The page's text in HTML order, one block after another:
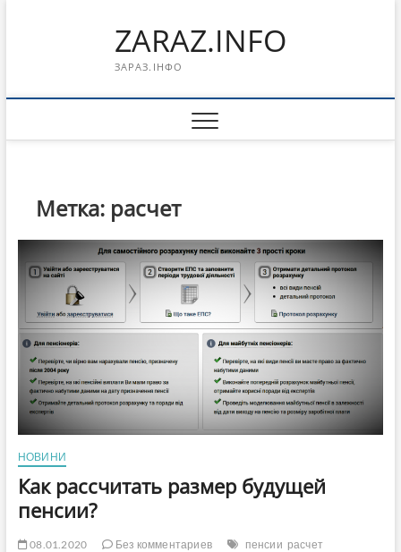
ZARAZ.INFO
ЗАРАЗ.ІНФО
Метка: расчет
НОВИНИ
Как рассчитать размер будущей
пенсии?
08.01.2020 Без комментариев пенсии расчет